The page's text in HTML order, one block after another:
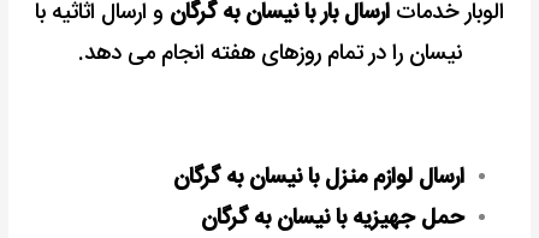
الوبار خدمات ارسال بار با نیسان به گرگان و ارسال اثاثیه با
نیسان را در تمام روزهای هفته انجام می دهد.
ارسال لوازم منزل با نیسان به گرگان
حمل جهیزیه با نیسان به گرگان